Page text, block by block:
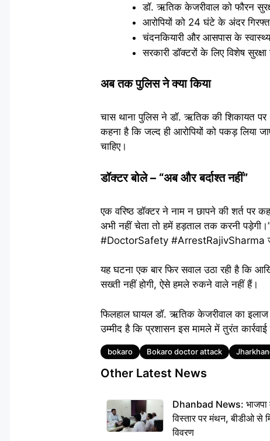
डॉ. ऋतिक केजरीवाल को फौरन
आरोपियों को 24 घंटे के अंदर
चंदनकियारी और आसपास के स्वास्थ्य
सरकारी डॉक्टरों के लिए विशेष सुरक्षा
अब तक पुलिस ने क्या किया
चास थाना पुलिस ने डॉ. ऋतिक की शिकायत
कहना है कि जल्द ही आरोपियों को पकड़ लिया
चाहिए।
डॉक्टर बोले – “अब और बर्दाश्त नहीं”
एक वरिष्ठ डॉक्टर ने नाम न छापने की शर्त पर
अभी नहीं चेता तो हमें हड़ताल तक करनी
#DoctorSafety #ArrestRajivSharma
यह घटना एक बार फिर सवाल उठा रही है कि
सख्ती नहीं होगी, ऐसे हमले रुकने वाले नहीं हैं।
फिलहाल घायल डॉ. ऋतिक केजरीवाल का
उम्मीद है कि प्रशासन इस मामले में तुरंत
Tags
bokaro Bokaro doctor attack
Other Latest News
Dhanbad News: भाजपा
विस्तार पर मंथन, बीडीओ से
विवरण